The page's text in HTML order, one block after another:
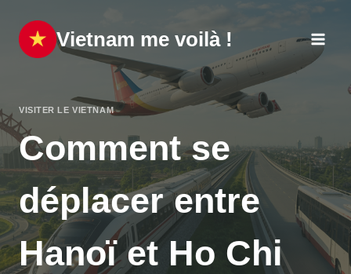
contenu
Vietnam me voilà !
VISITER LE VIETNAM
Comment se
déplacer entre
Hanoï et Ho Chi